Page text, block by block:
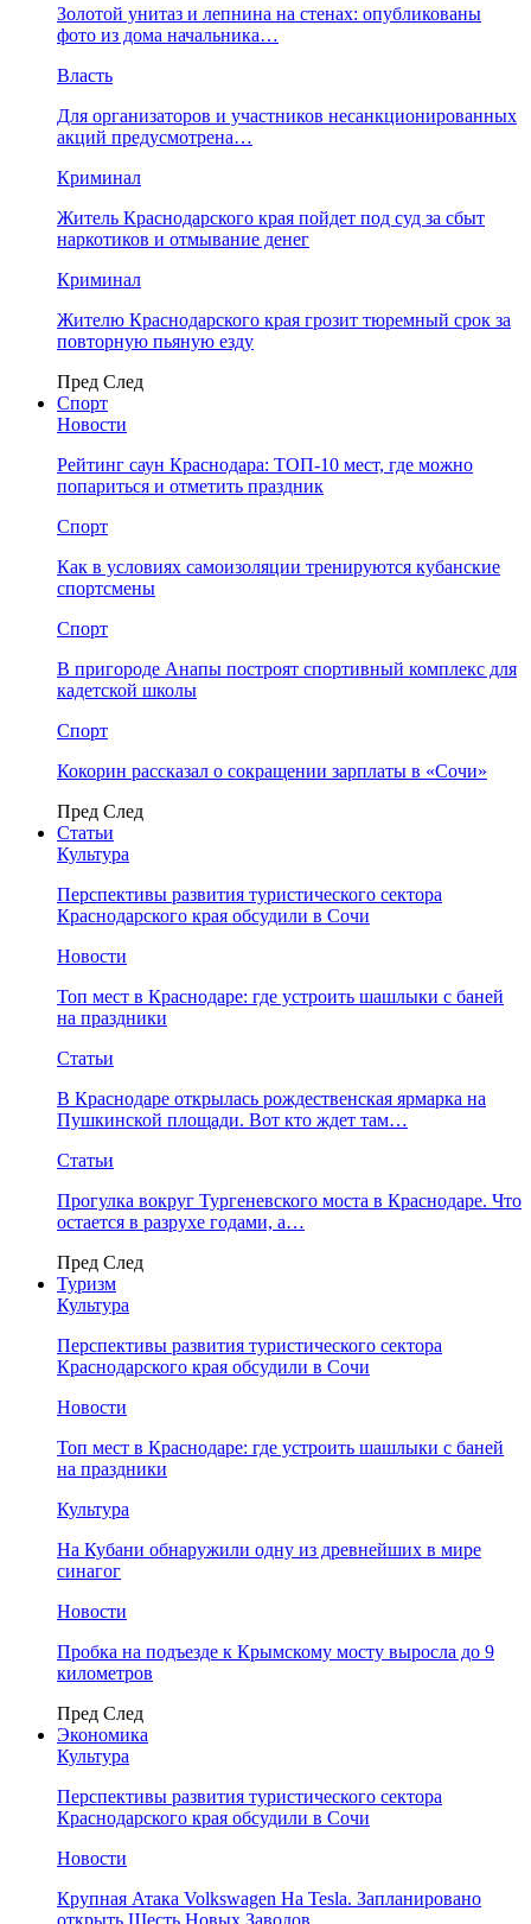
​Золотой унитаз и лепнина на стенах: опубликованы
фото из дома начальника…
Власть
Для организаторов и участников несанкционированных
акций предусмотрена…
Криминал
Житель Краснодарского края пойдет под суд за сбыт
наркотиков и отмывание денег
Криминал
Жителю Краснодарского края грозит тюремный срок за
повторную пьяную езду
Пред След
Спорт
Новости
Рейтинг саун Краснодара: ТОП-10 мест, где можно
попариться и отметить праздник
Спорт
Как в условиях самоизоляции тренируются кубанские
спортсмены
Спорт
В пригороде Анапы построят спортивный комплекс для
кадетской школы
Спорт
Кокорин рассказал о сокращении зарплаты в «Сочи»
Пред След
Статьи
Культура
Перспективы развития туристического сектора
Краснодарского края обсудили в Сочи
Новости
Топ мест в Краснодаре: где устроить шашлыки с баней
на праздники
Статьи
В Краснодаре открылась рождественская ярмарка на
Пушкинской площади. Вот кто ждет там…
Статьи
Прогулка вокруг Тургеневского моста в Краснодаре. Что
остается в разрухе годами, а…
Пред След
Туризм
Культура
Перспективы развития туристического сектора
Краснодарского края обсудили в Сочи
Новости
Топ мест в Краснодаре: где устроить шашлыки с баней
на праздники
Культура
На Кубани обнаружили одну из древнейших в мире
синагог
Новости
Пробка на подъезде к Крымскому мосту выросла до 9
километров
Пред След
Экономика
Культура
Перспективы развития туристического сектора
Краснодарского края обсудили в Сочи
Новости
Крупная Атака Volkswagen На Tesla. Запланировано
открыть Шесть Новых Заводов